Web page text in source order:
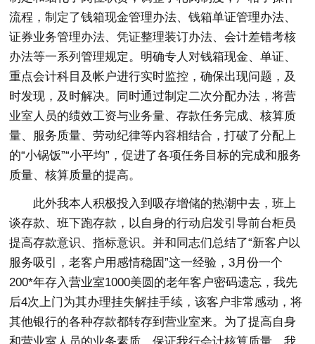
流程，制定了钱箱现金管理办法、钱箱单证管理办法、
证券业务管理办法、凭证整理装订办法、会计差错考核
办法等一系列管理规定。明确专人对钱箱现金、单证、
重点会计科目及帐户进行实时监控，确保出现问题，及
时发现，及时解决。同时通过制定二次分配办法，将营
业室人员的绩效工资与业务量、存款任务完成、核算质
量、服务质量、劳动纪律等内容相结合，打破了分配上
的“小锅饭”“小平均”，促进了各项任务目标的完成和服务
质量、核算质量的提高。
此外我本人积极投入到吸存增储的热潮中去，班上
谈存款、班下跑存款，以自身的行动启发引导前台柜员
提高存款意识、指标意识。并和同志们总结了“新客户以
服务吸引，老客户用感情稳固”这一经验，3月份一个
200*年存入营业室1000美圆的老年客户密码遗忘，我先
后4次上门为其办理挂失解挂手续，该客户非常感动，将
其他银行的各种存款都转存到营业室来。为了提高自身